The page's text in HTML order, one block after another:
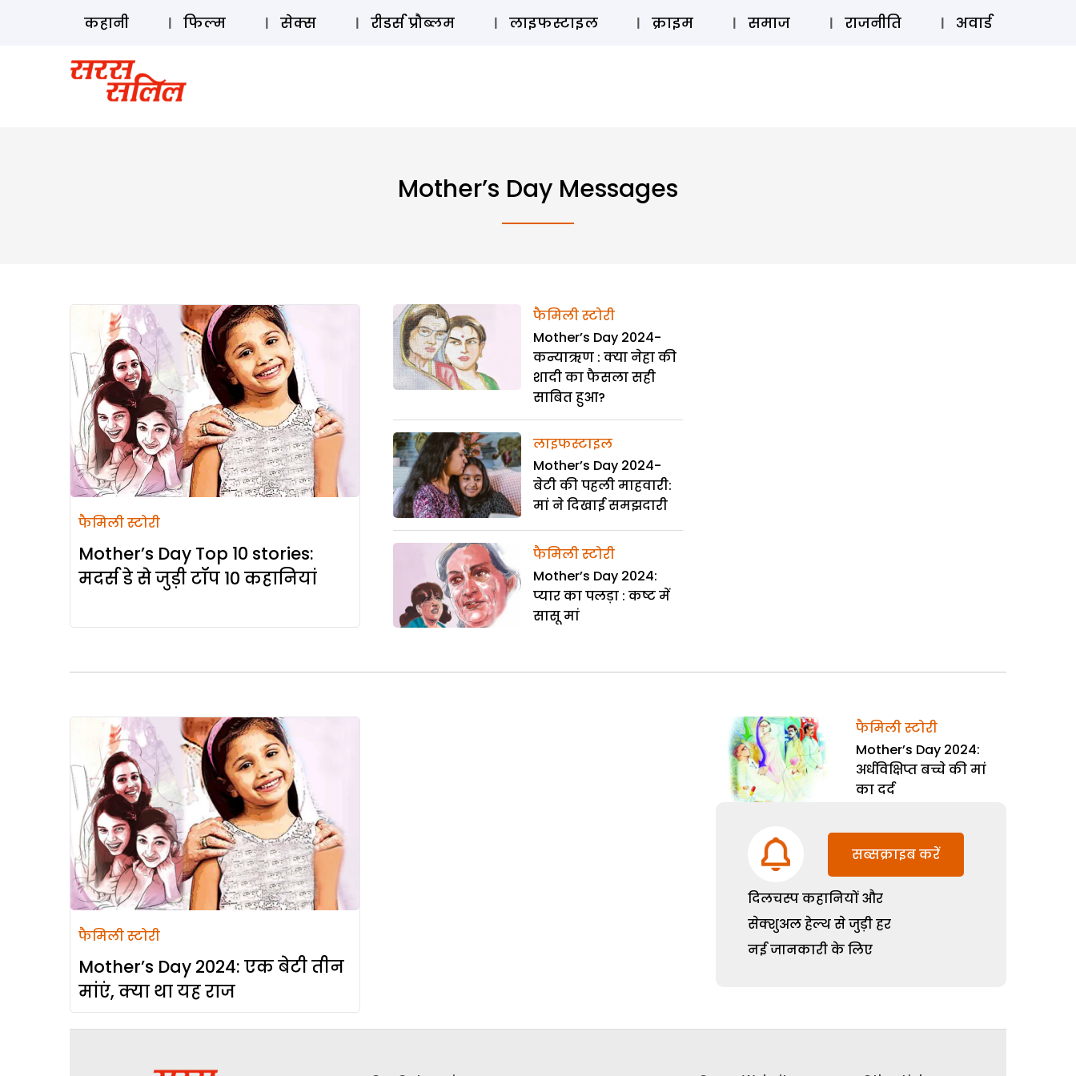
ऑडियो स्टोरी लॉग इन ⚲ SUBSCRIBE
कहानी फिल्म सेक्स रीडर्स प्रौब्लम लाइफस्टाइल क्राइम समाज राजनीति अवार्ड
Mother’s Day Messages
फैमिली स्टोरी
Mother’s Day Top 10 stories:
मदर्स डे से जुड़ी टॉप 10 कहानियां
फैमिली स्टोरी
Mother’s Day 2024-
कन्याऋण : क्या नेहा की
शादी का फैसला सही
साबित हुआ?
लाइफस्टाइल
Mother’s Day 2024-
बेटी की पहली माहवारी:
मां ने दिखाई समझदारी
फैमिली स्टोरी
Mother’s Day 2024:
प्यार का पलड़ा : कष्ट में
सासू मां
फैमिली स्टोरी
Mother’s Day 2024: एक बेटी तीन
मांएं, क्या था यह राज
फैमिली स्टोरी
Mother’s Day 2024:
अर्धविक्षिप्त बच्चे की मां
का दर्द
दिलचस्प कहानियों और
सेक्शुअल हेल्थ से जुड़ी हर
नई जानकारी के लिए
सब्सक्राइब करें